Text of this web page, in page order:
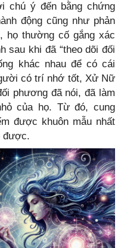
chú ý đến bằng chứng
động cũng như phản
họ thường cố gắng xác
sau khi đã “theo dõi đối
khác nhau để có cái
có trí nhớ tốt, Xử Nữ
phương đã nói, đã làm
của họ. Từ đó, cung
được khuôn mẫu nhất
được.